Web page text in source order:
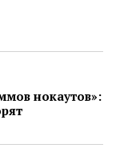
нокаутов»: